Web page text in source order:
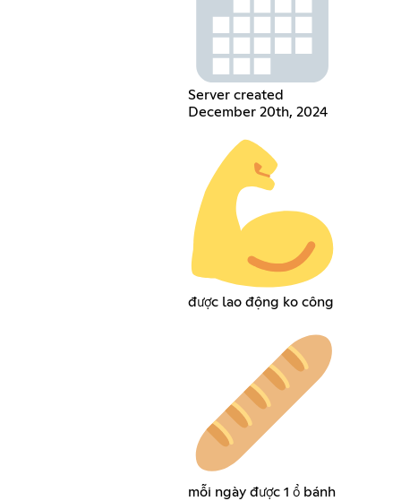
Server created
December 20th, 2024
được lao động ko công
mỗi ngày được 1 ổ bánh